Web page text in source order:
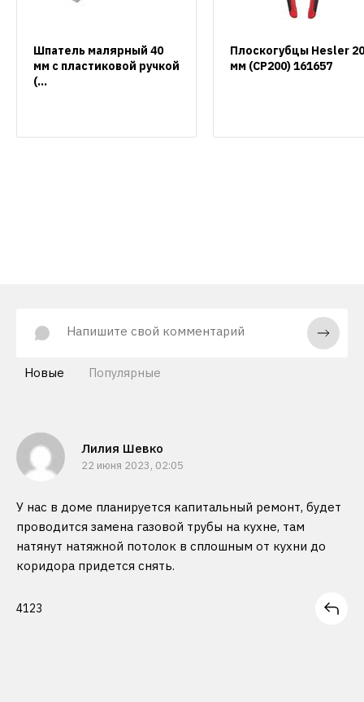
Шпатель малярный 40
мм с пластиковой ручкой
(...
Плоскогубцы Hesler
мм (CP200) 161657
Новые Популярные
Лилия Шевко
22 июня 2023, 02:05
У нас в доме планируется капитальный ремонт, будет
проводится замена газовой трубы на кухне, там
натянут натяжной потолок в сплошным от кухни до
коридора придется снять.
4123